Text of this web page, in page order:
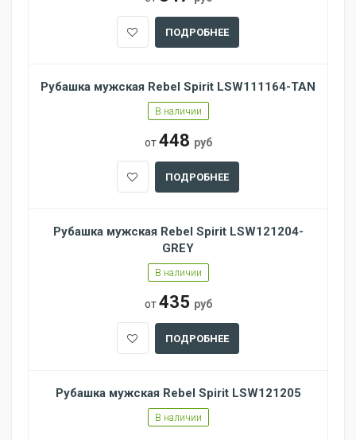
ПОДРОБНЕЕ
Рубашка мужская Rebel Spirit LSW111164-TAN
В наличии
от448 руб
ПОДРОБНЕЕ
Рубашка мужская Rebel Spirit LSW121204-
GREY
В наличии
от435 руб
ПОДРОБНЕЕ
Рубашка мужская Rebel Spirit LSW121205
В наличии